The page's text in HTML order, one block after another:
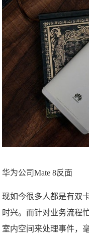
华为公司Mate 8反面
现如今很多人都是有双
时兴。而针对业务流程
室内空间来处理事件，